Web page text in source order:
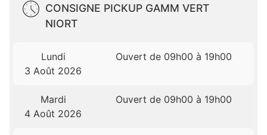
CONSIGNE PICKUP GAMM VERT
NIORT
Lundi
3 Août 2026
Ouvert de 09h00 à 19h00
Mardi
4 Août 2026
Ouvert de 09h00 à 19h00